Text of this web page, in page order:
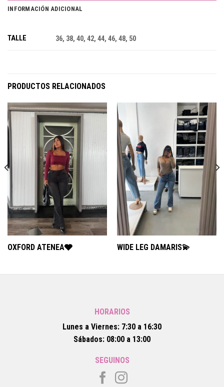
INFORMACIÓN ADICIONAL
TALLE 36, 38, 40, 42, 44, 46, 48, 50
PRODUCTOS RELACIONADOS
OXFORD ATENEA🩶 WIDE LEG DAMARIS💫
HORARIOS
Lunes a Viernes: 7:30 a 16:30
Sábados: 08:00 a 13:00
SEGUINOS